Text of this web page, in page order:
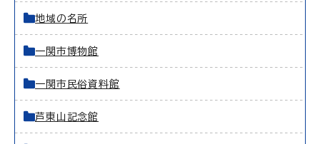
地域の名所
一関市博物館
一関市民俗資料館
芦東山記念館